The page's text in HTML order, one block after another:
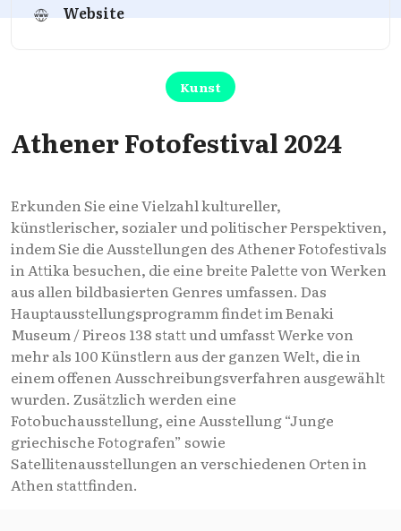
Website
Kunst
Athener Fotofestival 2024
Erkunden Sie eine Vielzahl kultureller,
künstlerischer, sozialer und politischer Perspektiven,
indem Sie die Ausstellungen des Athener Fotofestivals
in Attika besuchen, die eine breite Palette von Werken
aus allen bildbasierten Genres umfassen. Das
Hauptausstellungsprogramm findet im Benaki
Museum / Pireos 138 statt und umfasst Werke von
mehr als 100 Künstlern aus der ganzen Welt, die in
einem offenen Ausschreibungsverfahren ausgewählt
wurden. Zusätzlich werden eine
Fotobuchausstellung, eine Ausstellung “Junge
griechische Fotografen” sowie
Satellitenausstellungen an verschiedenen Orten in
Athen stattfinden.